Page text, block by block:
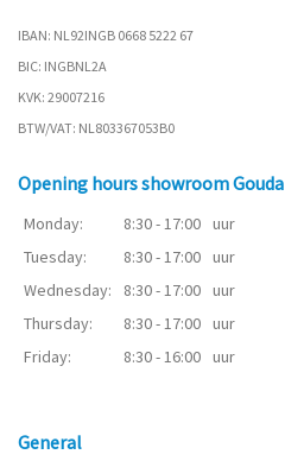
IBAN: NL92INGB 0668 5222 67
BIC: INGBNL2A
KVK: 29007216
BTW/VAT: NL803367053B0
Opening hours showroom Gouda
Monday: 8:30 - 17:00 uur
Tuesday:
8:30 - 17:00 uur
Wednesday:
8:30 - 17:00 uur
Thursday:
8:30 - 17:00 uur
Friday:
8:30 - 16:00 uur
General